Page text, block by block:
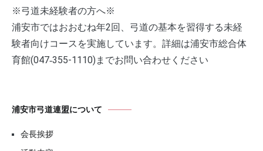
※弓道未経験者の方へ※
浦安市ではおおむね年2回、弓道の基本を習得する未経
験者向けコースを実施しています。詳細は浦安市総合体
育館(047‐355-1110)までお問い合わせください
浦安市弓道連盟について
会長挨拶